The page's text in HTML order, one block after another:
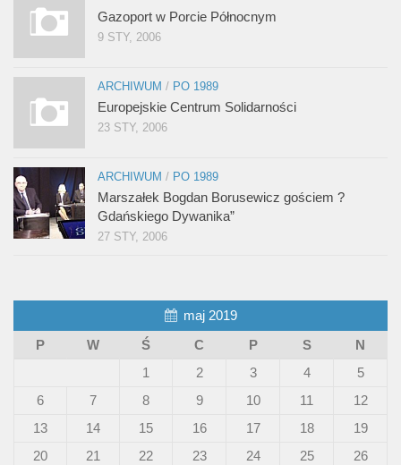
Gazoport w Porcie Północnym
9 STY, 2006
ARCHIWUM / PO 1989
Europejskie Centrum Solidarności
23 STY, 2006
ARCHIWUM / PO 1989
Marszałek Bogdan Borusewicz gościem ?
Gdańskiego Dywanika”
27 STY, 2006
maj 2019
P
W Ś C P S
N
1
2 3 4
5
6
7 8 9 10 11
12
13
14 15 16 17 18
19
20
21 22 23 24 25
26